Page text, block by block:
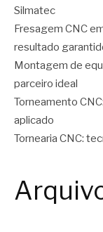
Silmatec
Fresagem CNC
resultado
Montagem de
parceiro ideal
Torneamento
aplicado
Tornearia CNC: